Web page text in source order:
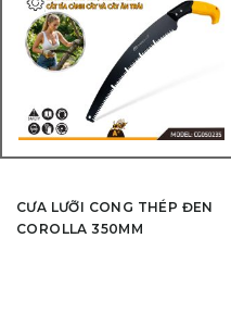
CƯA LƯỠI CONG THÉP ĐEN
COROLLA 350MM